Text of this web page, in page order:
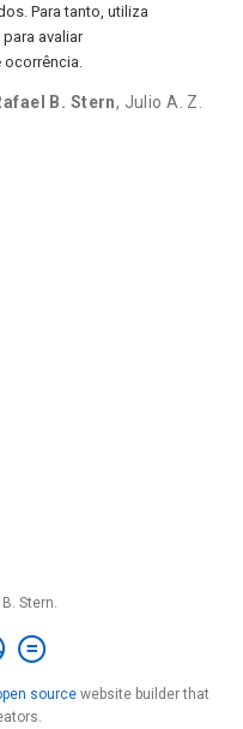
Para tanto, utiliza
avaliar
B. Stern, Julio A. Z.
Stern.
source website builder that